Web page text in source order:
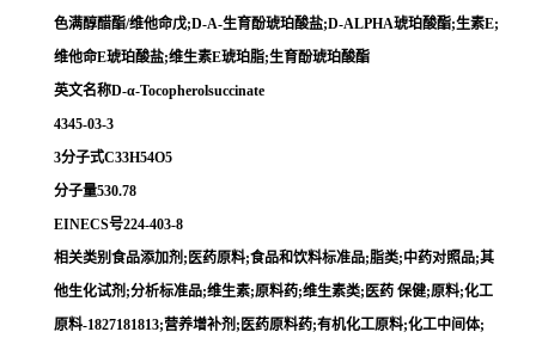
色满醇醋酯/维他命戊;D-Α-生育酚琥珀酸盐;D-ALPHA琥珀酸酯;生素E;
维他命E琥珀酸盐;维生素E琥珀脂;生育酚琥珀酸酯
英文名称D-α-Tocopherolsuccinate
4345-03-3
3分子式C33H54O5
分子量530.78
EINECS号224-403-8
相关类别食品添加剂;医药原料;食品和饮料标准品;脂类;中药对照品;其
他生化试剂;分析标准品;维生素;原料药;维生素类;医药 保健;原料;化工
原料-1827181813;营养增补剂;医药原料药;有机化工原料;化工中间体;